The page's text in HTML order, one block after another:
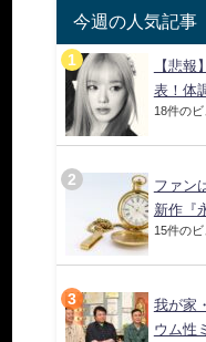
今週の人気記事
【悲報
表！体
18件のビ
ファン
新作『
15件のビ
我が家
ウム性